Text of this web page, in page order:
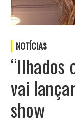
NOTÍCIAS
“Ilhados
vai
show